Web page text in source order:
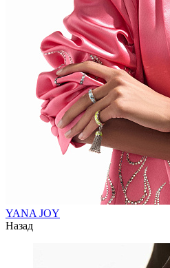
YANA JOY
Назад